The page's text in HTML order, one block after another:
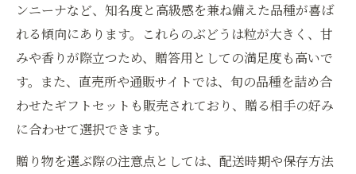
ンニーナなど、知名度と高級感を兼ね備えた品種が喜ば
れる傾向にあります。これらのぶどうは粒が大きく、甘
みや香りが際立つため、贈答用としての満足度も高いで
す。また、直売所や通販サイトでは、旬の品種を詰め合
わせたギフトセットも販売されており、贈る相手の好み
に合わせて選択できます。
贈り物を選ぶ際の注意点としては、配送時期や保存方法